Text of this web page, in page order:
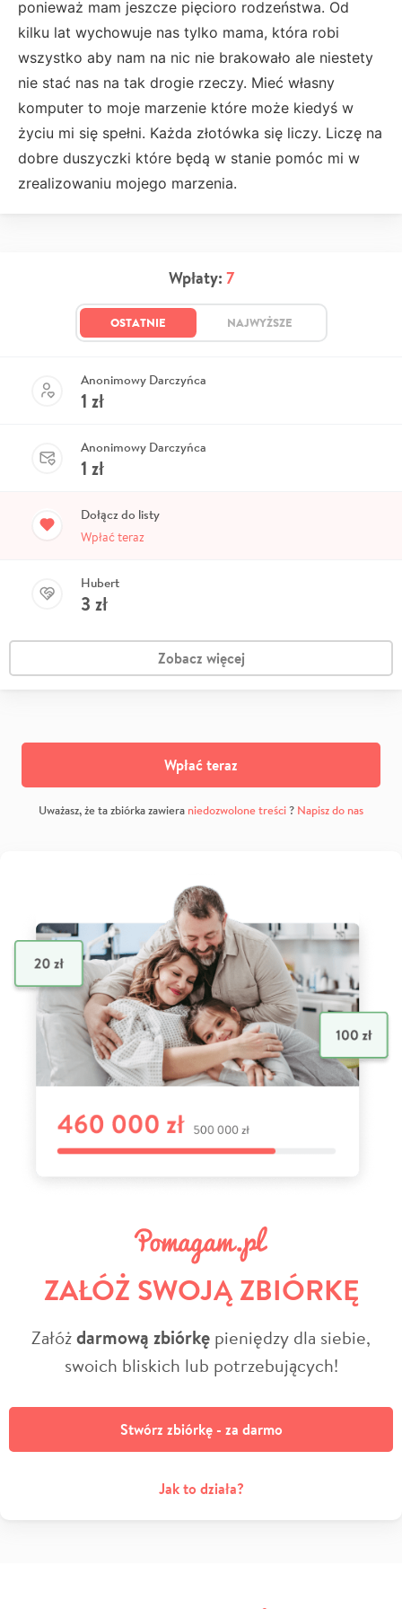
ponieważ mam jeszcze pięcioro rodzeństwa. Od
kilku lat wychowuje nas tylko mama, która robi
wszystko aby nam na nic nie brakowało ale niestety
nie stać nas na tak drogie rzeczy. Mieć własny
komputer to moje marzenie które może kiedyś w
życiu mi się spełni. Każda złotówka się liczy. Liczę na
dobre duszyczki które będą w stanie pomóc mi w
zrealizowaniu mojego marzenia.
Wpłaty: 7
OSTATNIE NAJWYŻSZE
Anonimowy Darczyńca
1 zł
Anonimowy Darczyńca
1 zł
Dołącz do listy
Wpłać teraz
Hubert
3 zł
Zobacz więcej
Wpłać teraz
Uważasz, że ta zbiórka zawiera niedozwolone treści? Napisz do nas
ZAŁÓŻ SWOJĄ ZBIÓRKĘ
Załóżdarmową zbiórkę pieniędzy dla siebie,
swoich bliskich lub potrzebujących!
Stwórz zbiórkę - za darmo
Jak to działa?